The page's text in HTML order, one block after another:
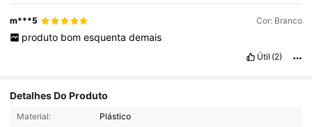
m***5 Cor: Branco
produto bom esquenta demais
Útil (2)
Detalhes Do Produto
Material: Plástico
4,89 526 Seguidores